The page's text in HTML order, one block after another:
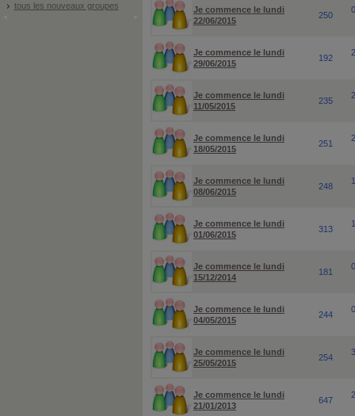
tous les nouveaux groupes
Je commence le lundi
22/06/2015
250
Je commence le lundi
29/06/2015
192
Je commence le lundi
11/05/2015
235
Je commence le lundi
18/05/2015
251
Je commence le lundi
08/06/2015
248
Je commence le lundi
01/06/2015
313
Je commence le lundi
15/12/2014
181
Je commence le lundi
04/05/2015
244
Je commence le lundi
25/05/2015
254
Je commence le lundi
21/01/2013
647